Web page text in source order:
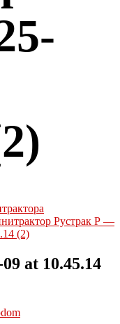
Рустрак Р —
(2)
at 10.45.14